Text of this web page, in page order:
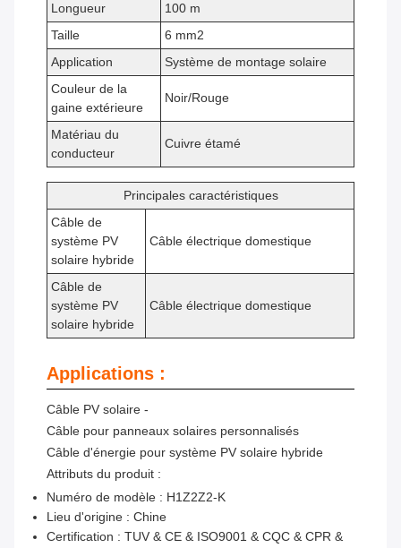
Longueur
100 m
Taille
6 mm2
Application
Système de montage solaire
Couleur de la
gaine extérieure
Noir/Rouge
Matériau du
conducteur
Cuivre étamé
Principales caractéristiques
Câble de
système PV
solaire hybride
Câble électrique domestique
Câble de
système PV
solaire hybride
Câble électrique domestique
Applications :
Câble PV solaire -
Câble pour panneaux solaires personnalisés
Câble d'énergie pour système PV solaire hybride
Attributs du produit :
Numéro de modèle : H1Z2Z2-K
Lieu d'origine : Chine
Certification : TUV & CE & ISO9001 & CQC & CPR &